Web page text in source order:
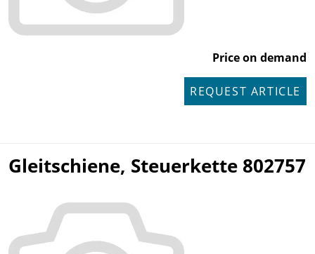
Price on demand
REQUEST ARTICLE
Gleitschiene, Steuerkette 802757